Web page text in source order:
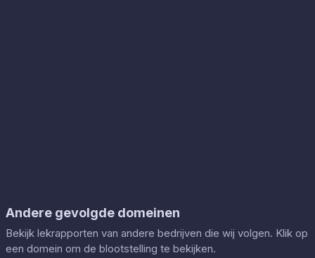
Andere gevolgde domeinen
Bekijk lekrapporten van andere bedrijven die wij volgen. Klik op
een domein om de blootstelling te bekijken.